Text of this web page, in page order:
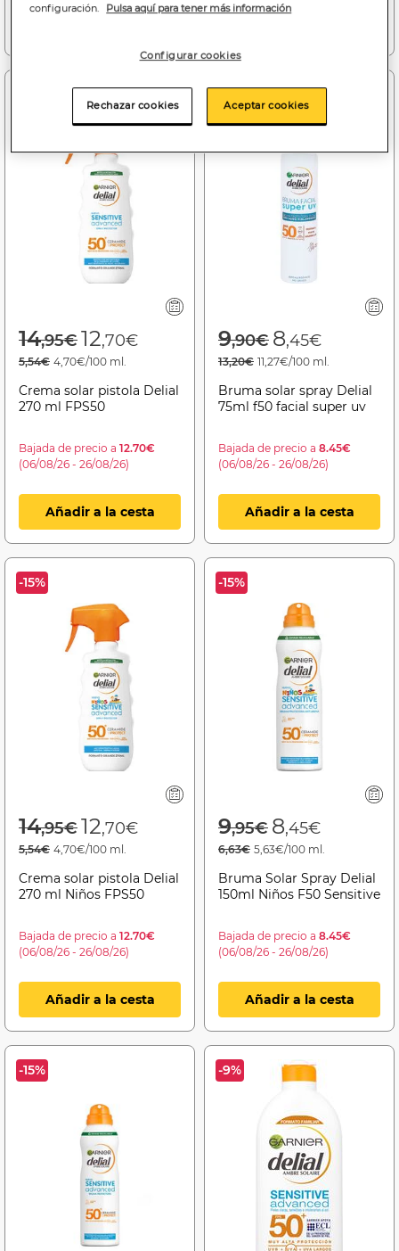
Price reduced from
14,95€to
12,70€
5,54€ 4,70€/100 ml.
Crema solar pistola Delial
270 ml FPS50
Bajada de precio a 12.70€
(06/08/26 - 26/08/26)
Añadir a la cesta
-15%
Price reduced
9,90€to
8,45€
13,20€ 11,27€/100 ml.
Bruma solar spray Delial
75ml f50 facial super uv
Bajada de precio a 8.45€
(06/08/26 - 26/08/26)
Añadir a la cesta
-15%
Price reduced from
14,95€to
12,70€
5,54€ 4,70€/100 ml.
Crema solar pistola Delial
270 ml Niños FPS50
Bajada de precio a 12.70€
(06/08/26 - 26/08/26)
Añadir a la cesta
-15%
Price reduced
9,95€to
8,45€
6,63€ 5,63€/100 ml.
Bruma Solar Spray Delial
150ml Niños F50 Sensitive
Bajada de precio a 8.45€
(06/08/26 - 26/08/26)
Añadir a la cesta
-15% -9%
configuración.
Pulsa aquí para tener más información
Configurar cookies
Rechazar cookies Aceptar cookies